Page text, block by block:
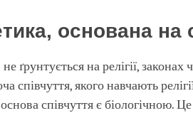
основана на
ґрунтується на релігії,
співчуття, якого навчають
співчуття є біологічною.